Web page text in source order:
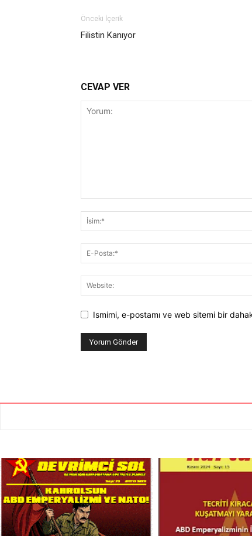
Önceki İçerik
Filistin Kanıyor
CEVAP VER
Ismimi, e-postamı ve web sitemi bir